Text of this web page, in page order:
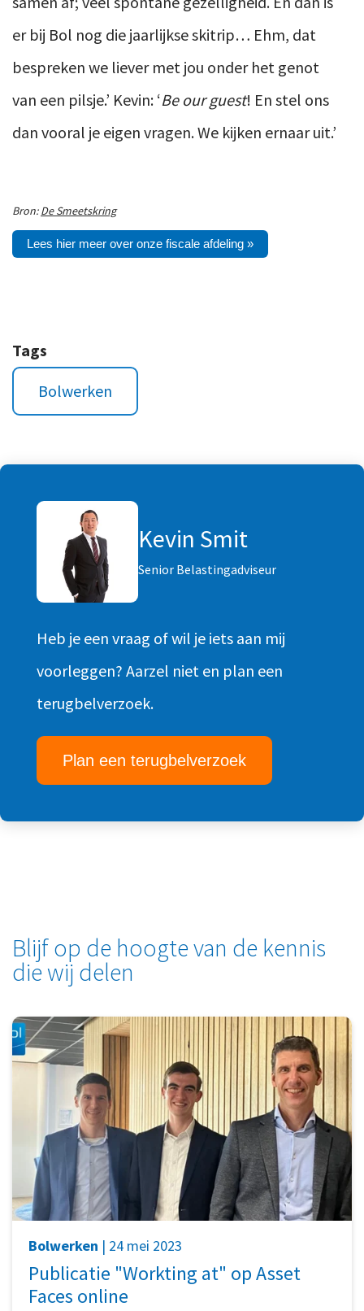
er bij Bol nog die jaarlijkse skitrip… Ehm, dat
bespreken we liever met jou onder het genot
van een pilsje.’ Kevin: ‘Be our guest! En stel ons
dan vooral je eigen vragen. We kijken ernaar uit.’
Bron:De Smeetskring
Lees hier meer over onze fiscale afdeling »
Tags
Bolwerken
Kevin Smit
Senior Belastingadviseur
Heb je een vraag of wil je iets aan mij
voorleggen? Aarzel niet en plan een
terugbelverzoek.
Plan een terugbelverzoek
Blijf op de hoogte van de kennis
die wij delen
Bolwerken | 24 mei 2023
Publicatie "Workting at" op Asset
Faces online